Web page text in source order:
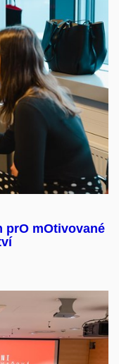
prO mOtivované